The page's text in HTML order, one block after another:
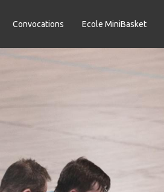
Convocations Ecole MiniBasket